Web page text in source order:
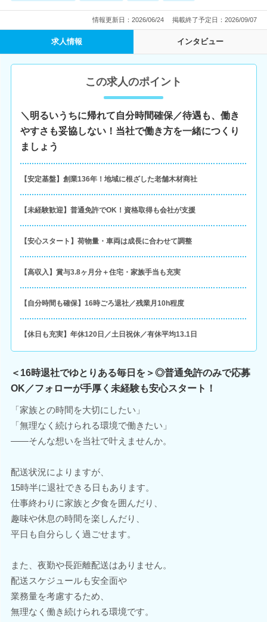
情報更新日：2026/06/24 掲載終了予定日：2026/09/07
求人情報 インタビュー
この求人のポイント
＼明るいうちに帰れて自分時間確保／待遇も、働き
やすさも妥協しない！当社で働き方を一緒につくり
ましょう
【安定基盤】創業136年！地域に根ざした老舗木材商社
【未経験歓迎】普通免許でOK！資格取得も会社が支援
【安心スタート】荷物量・車両は成長に合わせて調整
【高収入】賞与3.8ヶ月分＋住宅・家族手当も充実
【自分時間も確保】16時ごろ退社／残業月10h程度
【休日も充実】年休120日／土日祝休／有休平均13.1日
＜16時退社でゆとりある毎日を＞◎普通免許のみで応募
OK／フォローが手厚く未経験も安心スタート！
「家族との時間を大切にしたい」
「無理なく続けられる環境で働きたい」
――そんな想いを当社で叶えませんか。
配送状況によりますが、
15時半に退社できる日もあります。
仕事終わりに家族と夕食を囲んだり、
趣味や休息の時間を楽しんだり、
平日も自分らしく過ごせます。
また、夜勤や長距離配送はありません。
配送スケジュールも安全面や
業務量を考慮するため、
無理なく働き続けられる環境です。